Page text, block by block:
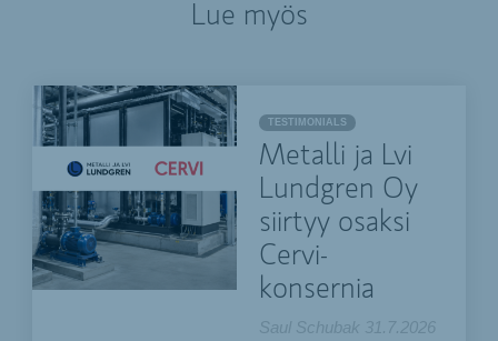
Lue myös
TESTIMONIALS
Metalli ja Lvi
Lundgren Oy
siirtyy osaksi
Cervi-
konsernia
Saul Schubak 31.7.2026